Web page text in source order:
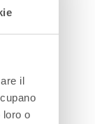
il
loro o